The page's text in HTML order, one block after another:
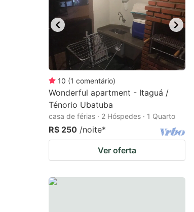
10 (1 comentário)
Wonderful apartment - Itaguá /
Ténorio Ubatuba
casa de férias · 2 Hóspedes · 1 Quarto
R$ 250 /noite*
Ver oferta